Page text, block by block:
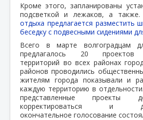
Кроме этого, запланированы
подсветкой и лежаков, а также.
отдыха предлагается разместить
беседку с подвесными сидениями
Всего в марте волгоградцам
предлагалось 20 проектов
территорий во всех районах
районов проводились
жителям города показывали и
каждую территорию в
представленные проекты
корректироваться и
окончательное голосование